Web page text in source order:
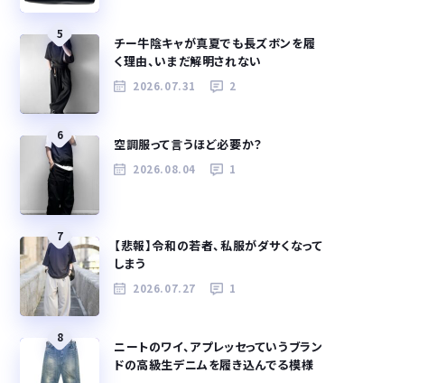
5
チー牛陰キャが真夏でも長ズボンを履
く理由、いまだ解明されない
2026.07.31 2
6
空調服って言うほど必要か？
2026.08.04 1
7
【悲報】令和の若者、私服がダサくなって
しまう
2026.07.27 1
8
ニートのワイ、アプレッセっていうブラン
ドの高級生デニムを履き込んでる模様